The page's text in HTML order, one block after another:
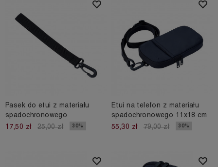
Pasek do etui z materiału
spadochronowego
17,50 zł
25,00 zł 30%
Etui na telefon z materiału
spadochronowego 11x18 cm
55,30 zł
79,00 zł 30%